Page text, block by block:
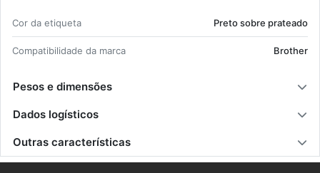
Cor da eti­queta Preto sobre pra­teado
Com­pa­ti­bi­li­dade da marca Brother
Pesos e dimensões
Dados logísticos
Outras características